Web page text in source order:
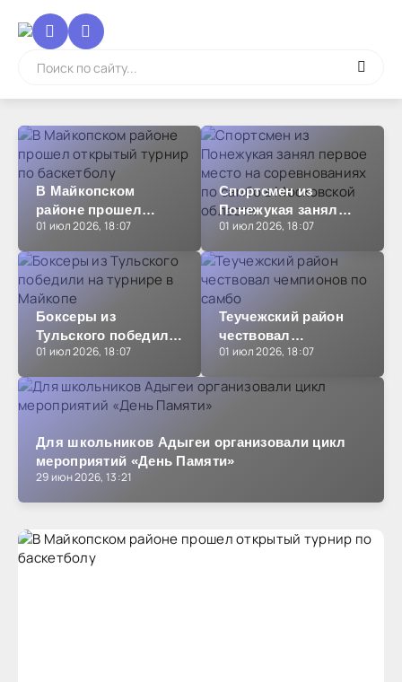
В Майкопском
районе прошел
открытый турнир по
01 июл 2026, 18:07
Спортсмен из
Понежукая занял
первое место на
самбо в Московской
области
01 июл 2026, 18:07
Боксеры из
Тульского победили
на турнире в
01 июл 2026, 18:07
Теучежский район
чествовал
чемпионов по самбо
01 июл 2026, 18:07
Для школьников Адыгеи организовали цикл
мероприятий «День Памяти»
29 июн 2026, 13:21